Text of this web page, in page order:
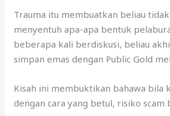
Trauma itu membuatkan beliau
menyentuh apa-apa bentuk
beberapa kali berdiskusi, beliau
simpan emas dengan Public Gold
Kisah ini membuktikan bahawa bila
dengan cara yang betul, risiko scam